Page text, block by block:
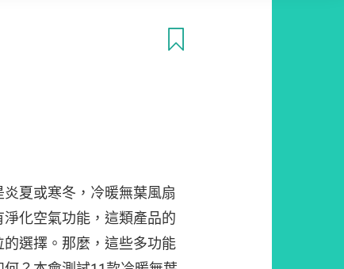
夏或寒冬，冷暖無葉風扇
化空氣功能，這類產品的
選擇。那麼，這些多功能